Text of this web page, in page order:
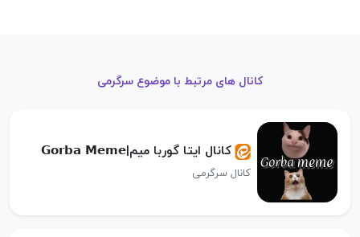
کانال های مرتبط با موضوع سرگرمی
کانال ایتا گوربا میم|𝗚𝗼𝗿𝗯𝗮 𝗠𝗲𝗺𝗲
کانال سرگرمی